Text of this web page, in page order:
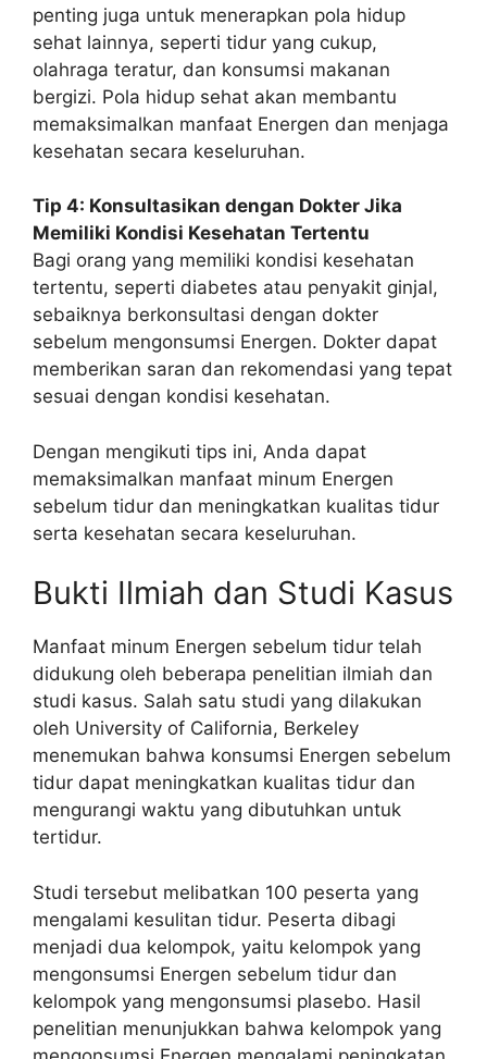
penting juga untuk menerapkan pola hidup
sehat lainnya, seperti tidur yang cukup,
olahraga teratur, dan konsumsi makanan
bergizi. Pola hidup sehat akan membantu
memaksimalkan manfaat Energen dan menjaga
kesehatan secara keseluruhan.
Tip 4: Konsultasikan dengan Dokter Jika
Memiliki Kondisi Kesehatan Tertentu
Bagi orang yang memiliki kondisi kesehatan
tertentu, seperti diabetes atau penyakit ginjal,
sebaiknya berkonsultasi dengan dokter
sebelum mengonsumsi Energen. Dokter dapat
memberikan saran dan rekomendasi yang tepat
sesuai dengan kondisi kesehatan.
Dengan mengikuti tips ini, Anda dapat
memaksimalkan manfaat minum Energen
sebelum tidur dan meningkatkan kualitas tidur
serta kesehatan secara keseluruhan.
Bukti Ilmiah dan Studi Kasus
Manfaat minum Energen sebelum tidur telah
didukung oleh beberapa penelitian ilmiah dan
studi kasus. Salah satu studi yang dilakukan
oleh University of California, Berkeley
menemukan bahwa konsumsi Energen sebelum
tidur dapat meningkatkan kualitas tidur dan
mengurangi waktu yang dibutuhkan untuk
tertidur.
Studi tersebut melibatkan 100 peserta yang
mengalami kesulitan tidur. Peserta dibagi
menjadi dua kelompok, yaitu kelompok yang
mengonsumsi Energen sebelum tidur dan
kelompok yang mengonsumsi plasebo. Hasil
penelitian menunjukkan bahwa kelompok yang